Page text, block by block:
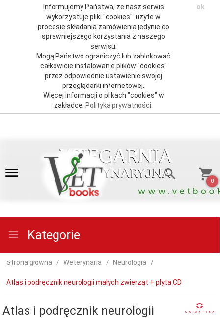
Informujemy Państwa, że nasz serwis
wykorzystuje pliki "cookies" użyte w
procesie składania zamówienia jedynie do
sprawniejszego korzystania z naszego
serwisu.
Mogą Państwo ograniczyć lub zablokować
całkowicie instalowanie plików "cookies"
przez odpowiednie ustawienie swojej
przeglądarki internetowej.
Więcej informacji o plikach "cookies" w
zakładce: Polityka prywatności.
ok
0
Kategorie
Strona główna Weterynaria Neurologia
Atlas i podręcznik neurologii małych zwierząt + płyta CD
Atlas i podręcznik neurologii